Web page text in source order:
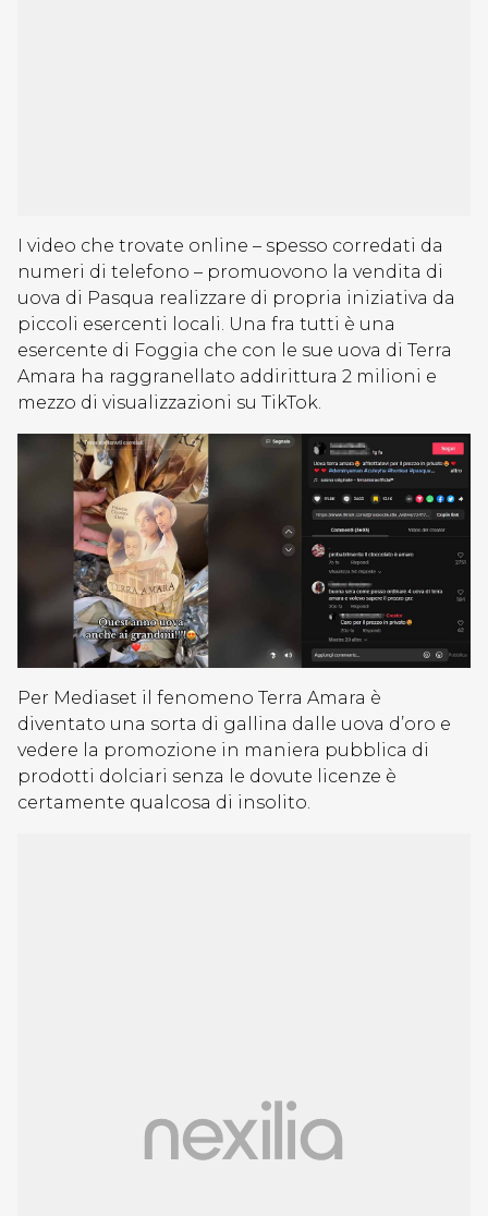
I video che trovate online – spesso corredati da
numeri di telefono – promuovono la vendita di
uova di Pasqua realizzare di propria iniziativa da
piccoli esercenti locali. Una fra tutti è una
esercente di Foggia che con le sue uova di Terra
Amara ha raggranellato addirittura 2 milioni e
mezzo di visualizzazioni su TikTok.
Per Mediaset il fenomeno Terra Amara è
diventato una sorta di gallina dalle uova d’oro e
vedere la promozione in maniera pubblica di
prodotti dolciari senza le dovute licenze è
certamente qualcosa di insolito.